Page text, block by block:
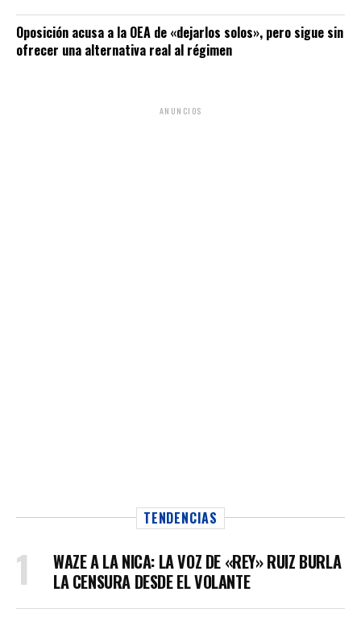
Oposición acusa a la OEA de «dejarlos solos», pero sigue sin
ofrecer una alternativa real al régimen
ANUNCIOS
TENDENCIAS
WAZE A LA NICA: LA VOZ DE «REY» RUIZ BURLA
LA CENSURA DESDE EL VOLANTE